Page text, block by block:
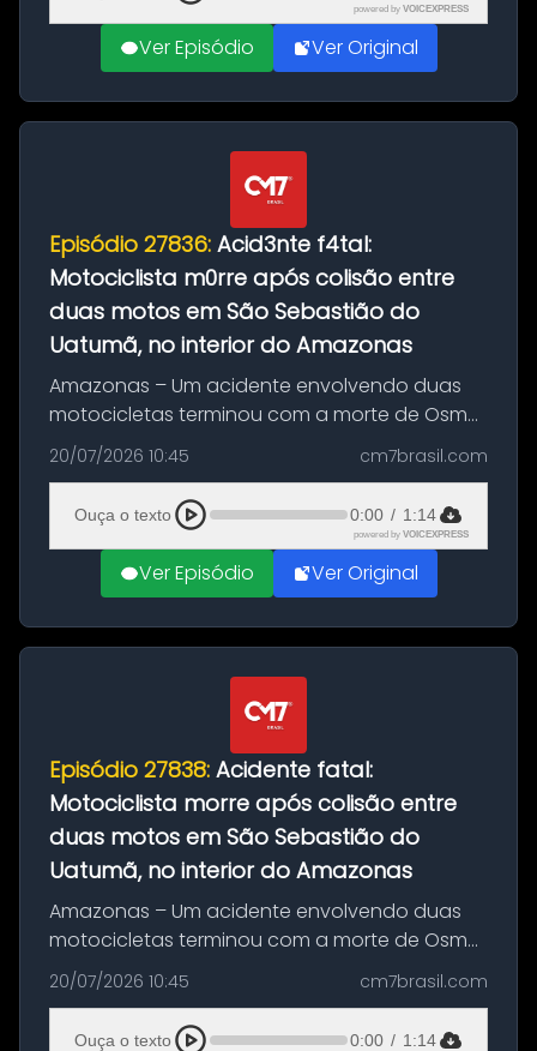
powered by VOICEXPRESS
Ver Episódio Ver Original
Episódio 27836: Acid3nte f4tal:
Motociclista m0rre após colisão entre
duas motos em São Sebastião do
Uatumã, no interior do Amazonas
Amazonas – Um acidente envolvendo duas
motocicletas terminou com a morte de Osmar
Figueiredo de Souza, de 38 anos, no município
de São Sebastião do Uatumã, no interior do
Amazonas. A colisão ocorreu n...
20/07/2026 10:45 cm7brasil.com
Ouça o texto 0:00 / 1:14
powered by VOICEXPRESS
Ver Episódio Ver Original
Episódio 27838: Acidente fatal:
Motociclista morre após colisão entre
duas motos em São Sebastião do
Uatumã, no interior do Amazonas
Amazonas – Um acidente envolvendo duas
motocicletas terminou com a morte de Osmar
Figueiredo de Souza, de 38 anos, no município
de São Sebastião do Uatumã, no interior do
Amazonas. A colisão ocorreu n...
20/07/2026 10:45 cm7brasil.com
Ouça o texto 0:00 / 1:14